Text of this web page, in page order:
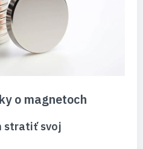
o magnetoch
stratiť svoj